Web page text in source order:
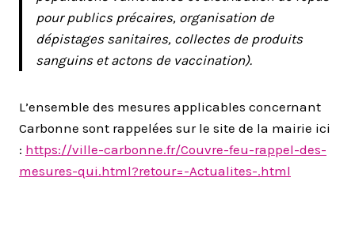
pour publics précaires, organisation de
dépistages sanitaires, collectes de produits
sanguins et actons de vaccination).
L’ensemble des mesures applicables concernant
Carbonne sont rappelées sur le site de la mairie ici
: https://ville-carbonne.fr/Couvre-feu-rappel-des-
mesures-qui.html?retour=-Actualites-.html